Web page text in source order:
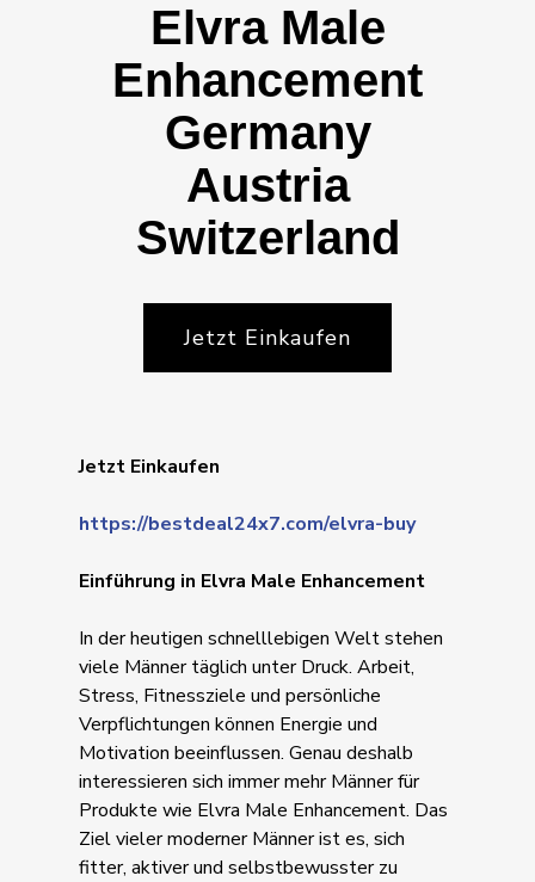
Elvra Male
Enhancement
Germany
Austria
Switzerland
Jetzt Einkaufen
Jetzt Einkaufen
https://bestdeal24x7.com/elvra-buy
Einführung in Elvra Male Enhancement
In der heutigen schnelllebigen Welt stehen
viele Männer täglich unter Druck. Arbeit,
Stress, Fitnessziele und persönliche
Verpflichtungen können Energie und
Motivation beeinflussen. Genau deshalb
interessieren sich immer mehr Männer für
Produkte wie Elvra Male Enhancement. Das
Ziel vieler moderner Männer ist es, sich
fitter, aktiver und selbstbewusster zu